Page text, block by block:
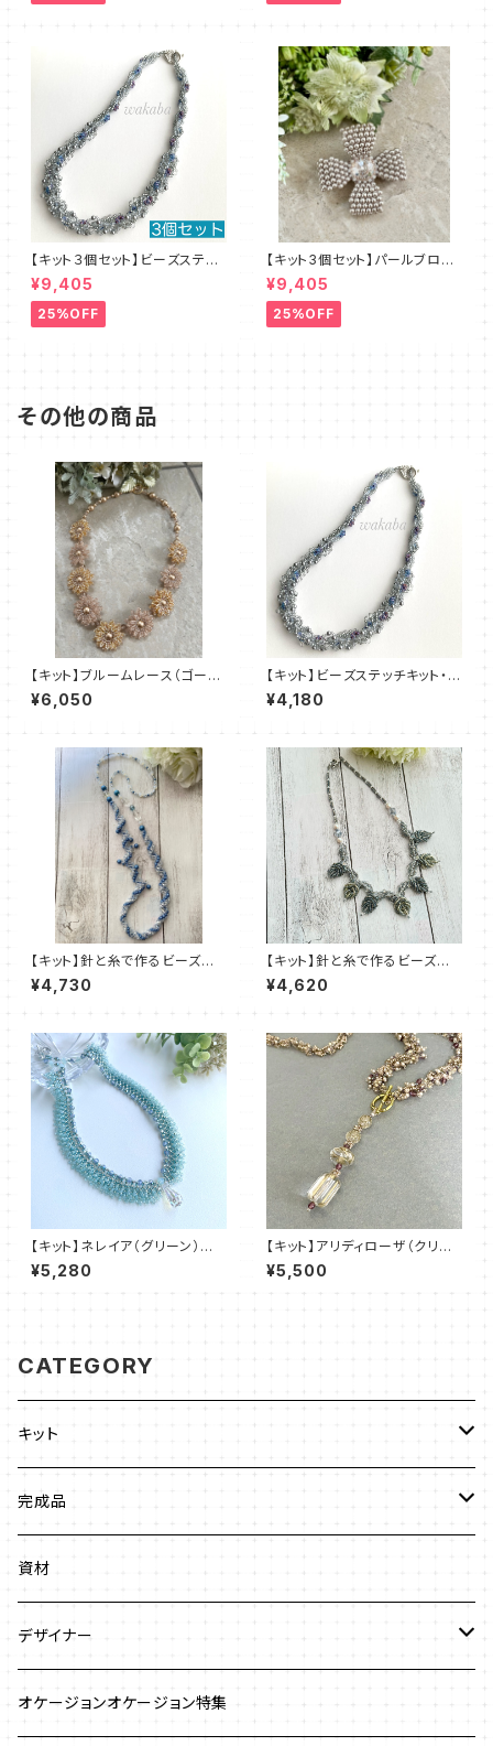
【キット３個セット】ビーズステッ
チキット・ブルーレース デザイ
ン：清水理子
¥9,405
25%OFF
【キット3個セット】パールブロー
チ（ピンクベージュ）澤田美子
¥9,405
25%OFF
その他の商品
【キット】ブルームレース（ゴール
ド系）澤田美子
¥6,050
【キット】ビーズステッチキット・ブ
ルーレース デザイン：清水理
子
¥4,180
【キット】針と糸で作るビーズス
テッチキット「Ryou」清水理子
¥4,730
【キット】針と糸で作るビーズス
テッチキット「月華の葉（シルバ
ー）」清水理子
¥4,620
【キット】ネレイア（グリーン）新
川智未
¥5,280
【キット】アリディローザ（クリア
ブラウン）新川智未
¥5,500
CATEGORY
キット
ビーズステッチ
ネックレス
ストラップ
ジュエリークロッシェ
クロッシェ
ワイヤーワーク
完成品
ネックレス
ブレスレット
ピアス
資材
デザイナー
澤田美子
オケージョンオケージョン特集